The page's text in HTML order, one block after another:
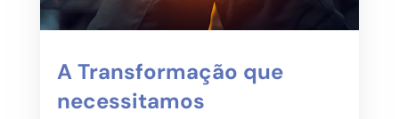
A Transformação que
necessitamos